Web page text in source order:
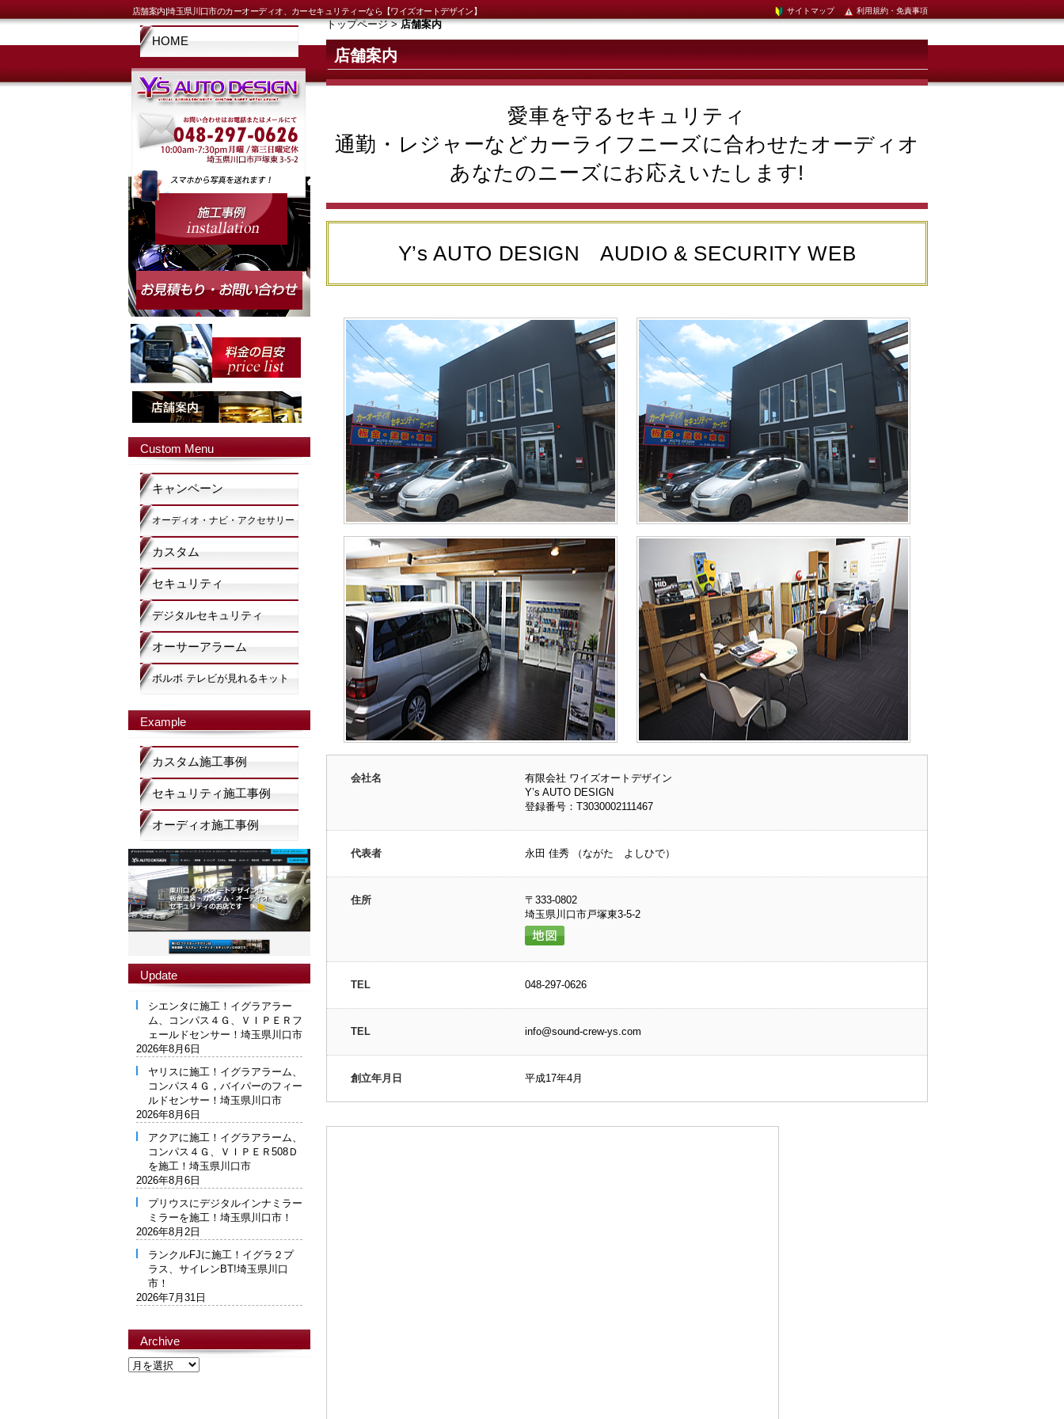
店舗案内|埼玉県川口市のカーオーディオ、カーセキュリティーなら【ワイズオートデザイン】 利用規約・免責事項
サイトマップ
トップページ>店舗案内
店舗案内
愛車を守るセキュリティ
通勤・レジャーなどカーライフニーズに合わせたオーディオ
あなたのニーズにお応えいたします!
Y’s AUTO DESIGN AUDIO & SECURITY WEB
会社名
有限会社 ワイズオートデザイン
Y’s AUTO DESIGN
登録番号：T3030002111467
代表者 永田 佳秀 （ながた よしひで）
住所
〒333-0802
埼玉県川口市戸塚東3-5-2
TEL 048-297-0626
TEL info@sound-crew-ys.com
創立年月日 平成17年4月
HOME
Custom Menu
キャンペーン
オーディオ・ナビ・アクセサリー
カスタム
セキュリティ
デジタルセキュリティ
オーサーアラーム
ボルボ テレビが見れるキット
Example
カスタム施工事例
セキュリティ施工事例
オーディオ施工事例
Update
シエンタに施工！イグラアラー
ム、コンパス４Ｇ、ＶＩＰＥＲフ
ェールドセンサー！埼玉県川口市
2026年8月6日
ヤリスに施工！イグラアラーム、
コンパス４Ｇ，バイパーのフィー
ルドセンサー！埼玉県川口市
2026年8月6日
アクアに施工！イグラアラーム、
コンパス４Ｇ、ＶＩＰＥＲ508Ｄ
を施工！埼玉県川口市
2026年8月6日
プリウスにデジタルインナミラー
ミラーを施工！埼玉県川口市！
2026年8月2日
ランクルFJに施工！イグラ２プ
ラス、サイレンBT!埼玉県川口
市！
2026年7月31日
Archive
Archive